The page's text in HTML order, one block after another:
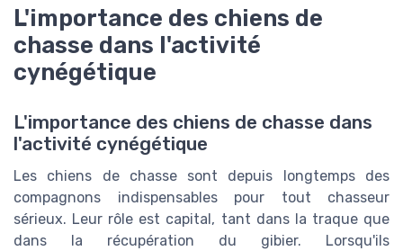
L'importance des chiens de
chasse dans l'activité
cynégétique
L'importance des chiens de chasse dans
l'activité cynégétique
Les chiens de chasse sont depuis longtemps des
compagnons indispensables pour tout chasseur
sérieux. Leur rôle est capital, tant dans la traque que
dans la récupération du gibier. Lorsqu'ils